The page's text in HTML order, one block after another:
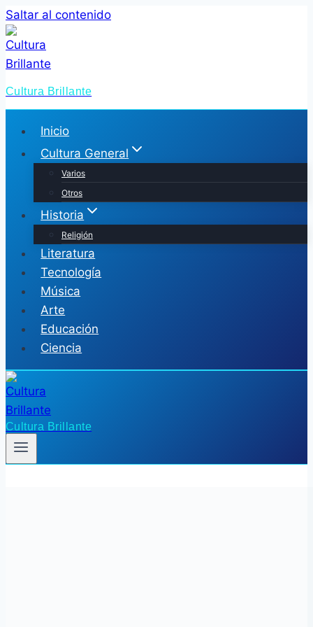
Saltar al contenido
Cultura Brillante
Inicio
Cultura General
Varios
Otros
Historia
Religión
Literatura
Tecnología
Música
Arte
Educación
Ciencia
Cultura Brillante